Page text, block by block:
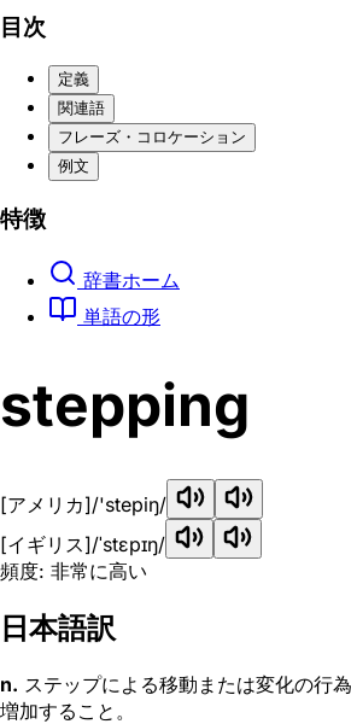
目次
定義
関連語
フレーズ・コロケーション
例文
特徴
辞書ホーム
単語の形
stepping
[アメリカ]/'stepiŋ/
[イギリス]/ˈstɛpɪŋ/
頻度: 非常に高い
日本語訳
n. ステップによる移動または変化の行
増加すること。